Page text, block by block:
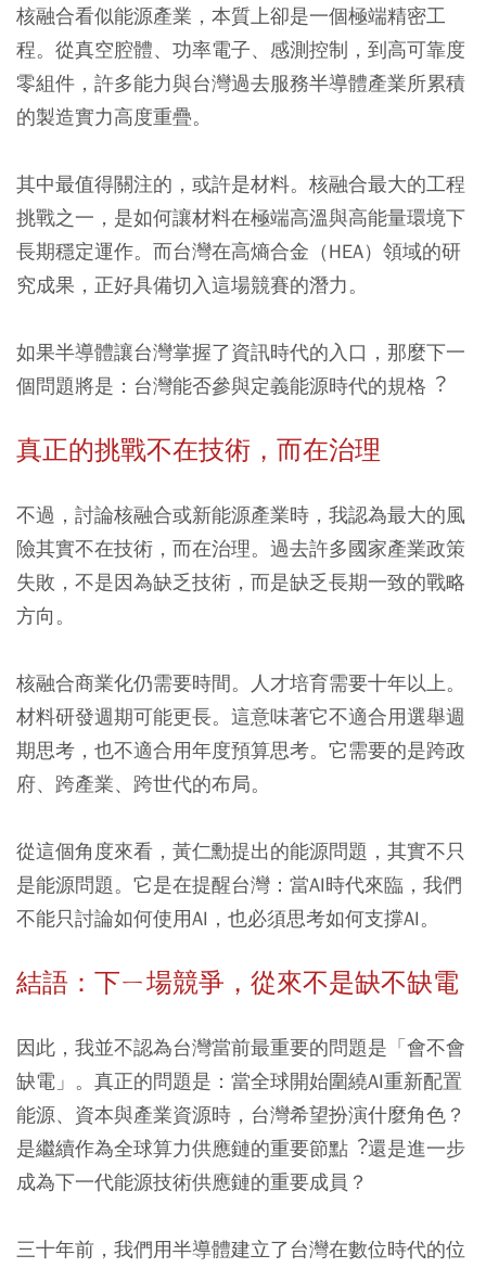
核融合看似能源產業，本質上卻是⼀個極端精密工
程。從真空腔體、功率電子、感測控制，到高可靠度
零組件，許多能力與台灣過去服務半導體產業所累積
的製造實力高度重疊。
其中最值得關注的，或許是材料。核融合最大的工程
挑戰之一，是如何讓材料在極端高溫與高能量環境下
長期穩定運作。而台灣在高熵合金（HEA）領域的研
究成果，正好具備切入這場競賽的潛力。
如果半導體讓台灣掌握了資訊時代的入口，那麼下⼀
個問題將是：台灣能否參與定義能源時代的規格︖
真正的挑戰不在技術，而在治理
不過，討論核融合或新能源產業時，我認為最大的風
險其實不在技術，而在治理。過去許多國家產業政策
失敗，不是因為缺乏技術，而是缺乏長期一致的戰略
方向。
核融合商業化仍需要時間。⼈才培育需要十年以上。
材料研發週期可能更長。這意味著它不適合用選舉週
期思考，也不適合用年度預算思考。它需要的是跨政
府、跨產業、跨世代的布局。
從這個角度來看，黃仁勳提出的能源問題，其實不只
是能源問題。它是在提醒台灣：當AI時代來臨，我們
不能只討論如何使用AI，也必須思考如何支撐AI。
結語：下ㄧ場競爭，從來不是缺不缺電
因此，我並不認為台灣當前最重要的問題是「會不會
缺電」。真正的問題是：當全球開始圍繞AI重新配置
能源、資本與產業資源時，台灣希望扮演什麼角色？
是繼續作為全球算力供應鏈的重要節點︖還是進一步
成為下一代能源技術供應鏈的重要成員？
三十年前，我們用半導體建立了台灣在數位時代的位